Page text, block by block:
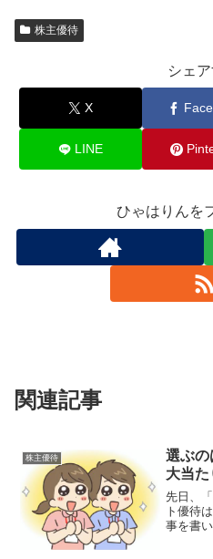
株主優待
シェ
X
LINE
ひゃはりんを
関連記事
株主優待
選ぶ
大当
先日、
ト優待
事を書